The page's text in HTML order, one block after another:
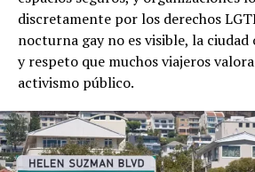
discretamente por los derechos
nocturna gay no es visible, la
y respeto que muchos viajeros
activismo público.